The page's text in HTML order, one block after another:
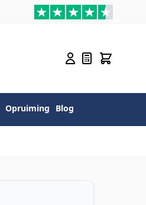
Opruiming Blog